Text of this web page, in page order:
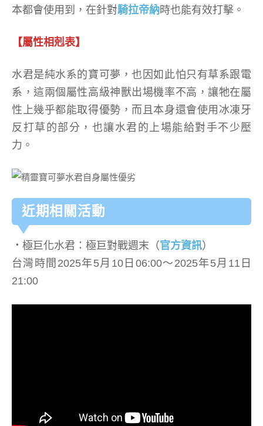
本都會使用到，在針對騎拉帝納時也能有效打擊。
【屬性相剋表】
水君是純水系的寶可夢，也因如此怕只有草系跟電
系，這兩個屬性高級神獸出場機率不高，讓牠在屬
性上幾乎都能取得優勢，而且本身還會使用冰凍牙
反打草的部分，也讓水君的上場能給對手不少壓
力。
近期相關活動
． 極巨化水君：極巨對戰週末（官方資訊）
台灣時間2025年5月10日06:00～2025年5月11日
21:00